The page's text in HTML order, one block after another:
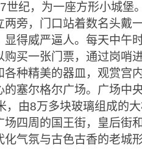
世纪，为一座方形小城堡
两旁，门口站着数名头戴
显得威严逼人。每天中午
购买一张门票，通过岗哨
各种精美的器皿，观赏宫
的塞尔格尔广场。广场中
，由8万多块玻璃组成的
场四周的国王街，皇后街
化气氛与古色古香的老城